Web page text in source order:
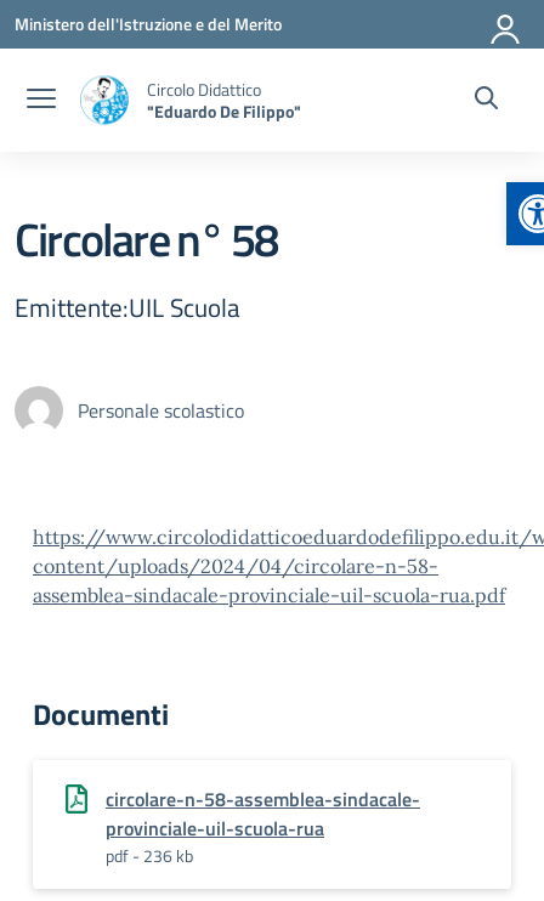
Vai ai contenuti
Vai al menu di navigazione
Vai al footer
Ministero dell'Istruzione e del Merito
Circolo Didattico
"Eduardo De Filippo"
Circolare n° 58
Emittente:UIL Scuola
Personale scolastico
https://www.circolodidatticoeduardodefilippo.edu.it/
content/uploads/2024/04/circolare-n-58-
assemblea-sindacale-provinciale-uil-scuola-rua.pdf
Documenti
circolare-n-58-assemblea-sindacale-
provinciale-uil-scuola-rua
pdf - 236 kb